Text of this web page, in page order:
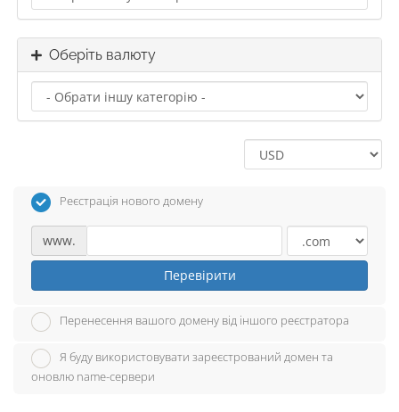
Оберіть валюту
Реєстрація нового домену
www.
Перевірити
Перенесення вашого домену від іншого реєстратора
Я буду використовувати зареєстрований домен та
оновлю name-сервери